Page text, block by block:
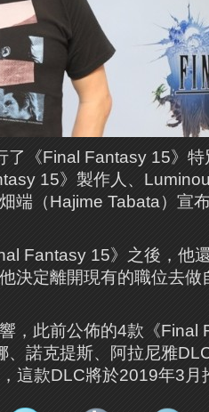
了《Final Fantasy 15》
15》製作人、
端（Hajime Tabata）宣
Fantasy 15》之後，他
決定離開現有的職位去做
，此前公佈的4款《Final
、諾克提斯、阿拉尼雅
這款DLC將於2019年3月